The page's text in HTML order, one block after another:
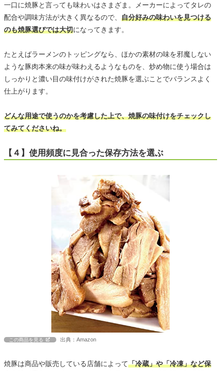
一口に焼豚と言っても味わいはさまざま。メーカーによってタレの
配合や調味方法が大きく異なるので、 自分好みの味わいを見つける
のも焼豚選びでは大切になってきます。
たとえばラーメンのトッピングなら、ほかの素材の味を邪魔しない
ような豚肉本来の味が味わえるようなものを、炒め物に使う場合は
しっかりと濃い目の味付けがされた焼豚を選ぶことでバランスよく
仕上がります。
どんな用途で使うのかを考慮した上で、焼豚の味付けをチェックし
てみてくださいね。
【４】使用頻度に見合った保存方法を選ぶ
この商品を見る 出典：Amazon
焼豚は商品や販売している店舗によって「冷蔵」や「冷凍」など保